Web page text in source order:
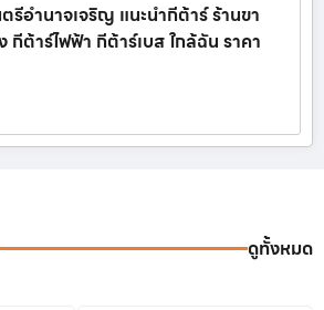
รีอำนาจเจริญ แนะนำกีต้าร์ ร้านขา
กีต้าร์ไฟฟ้า กีต้าร์เบส ใกล้ฉัน ราคา
ดูทั้งหมด